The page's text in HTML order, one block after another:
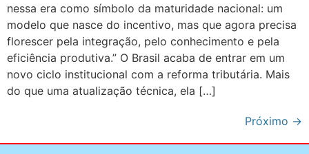
nessa era como símbolo da maturidade nacional: um
modelo que nasce do incentivo, mas que agora precisa
florescer pela integração, pelo conhecimento e pela
eficiência produtiva.” O Brasil acaba de entrar em um
novo ciclo institucional com a reforma tributária. Mais
do que uma atualização técnica, ela […]
Próximo →